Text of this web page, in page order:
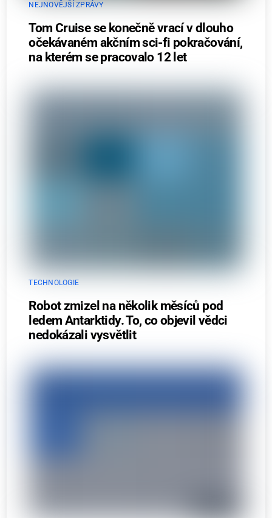
NEJNOVĚJŠÍ ZPRÁVY
Tom Cruise se konečně vrací v dlouho
očekávaném akčním sci-fi pokračování,
na kterém se pracovalo 12 let
TECHNOLOGIE
Robot zmizel na několik měsíců pod
ledem Antarktidy. To, co objevil vědci
nedokázali vysvětlit